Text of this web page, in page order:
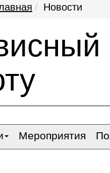
Новости
Мероприятия